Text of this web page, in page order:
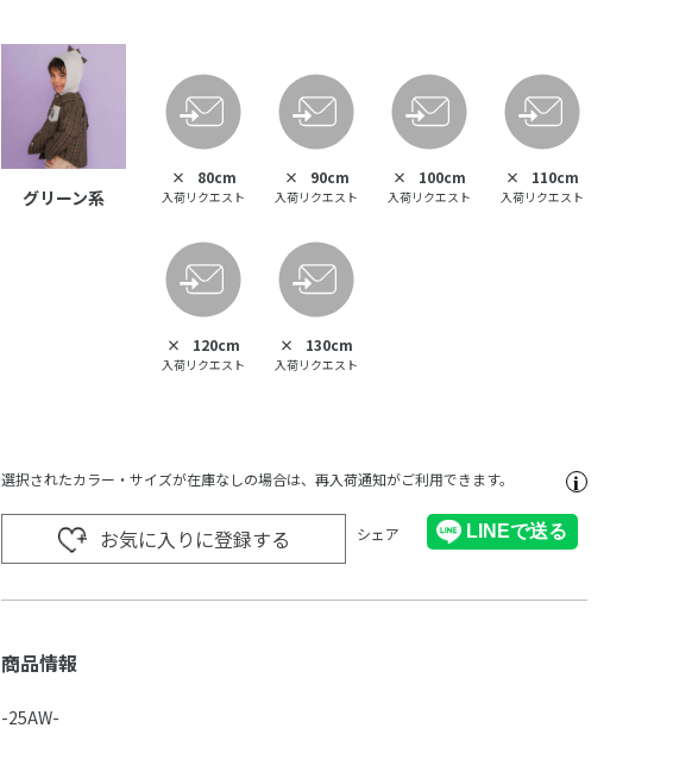
グリーン系
× 80cm
入荷リクエスト
× 90cm
入荷リクエスト
× 100cm
入荷リクエスト
× 110cm
入荷リクエスト
× 120cm
入荷リクエスト
× 130cm
入荷リクエスト
選択されたカラー・サイズが在庫なしの場合は、再入荷通知がご利用できます。
お気に入りに登録する シェア
商品情報
-25AW-